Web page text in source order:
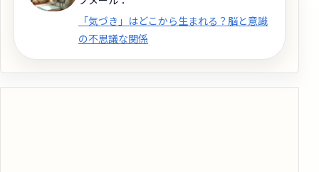
「気づき」はどこから生まれる？脳と意識
の不思議な関係